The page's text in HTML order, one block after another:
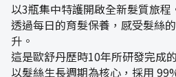
以3瓶集中特護開啟全新髮質旅程
透過每日的育髮保養，感受髮絲
升。
這是歐舒丹歷時10年所研發完成
以髮絲生長週期為核心，採用